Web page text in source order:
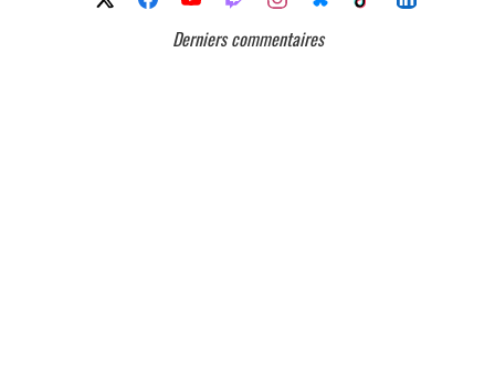
Derniers commentaires